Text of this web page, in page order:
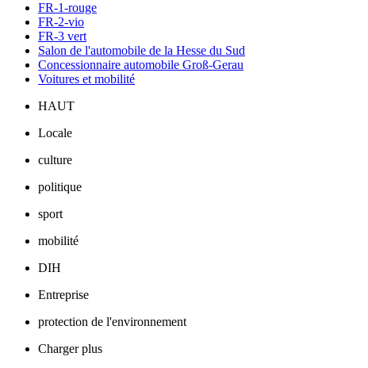
FR-1-rouge
FR-2-vio
FR-3 vert
Salon de l'automobile de la Hesse du Sud
Concessionnaire automobile Groß-Gerau
Voitures et mobilité
HAUT
Locale
culture
politique
sport
mobilité
DIH
Entreprise
protection de l'environnement
Charger plus